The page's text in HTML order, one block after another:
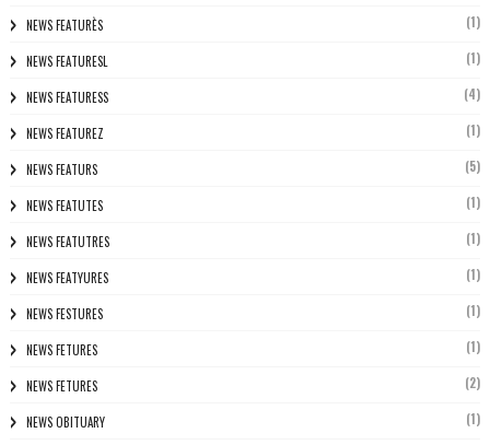
NEWS FEATURÈS (1)
NEWS FEATURESL (1)
NEWS FEATURESS (4)
NEWS FEATUREZ (1)
NEWS FEATURS (5)
NEWS FEATUTES (1)
NEWS FEATUTRES (1)
NEWS FEATYURES (1)
NEWS FESTURES (1)
NEWS FETURES (1)
NEWS FETURES (2)
NEWS OBITUARY (1)